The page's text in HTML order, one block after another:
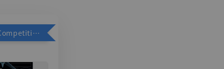
加購優惠【Competitive Toys 梅西 [CM001]】